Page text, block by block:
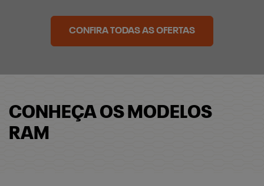
CONFIRA TODAS AS OFERTAS
CONHEÇA OS MODELOS
RAM